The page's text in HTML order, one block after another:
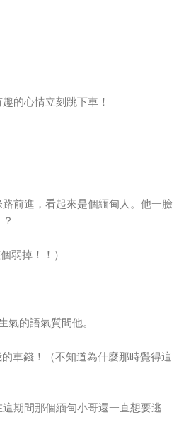
的心情立刻跳下車！
前進，看起來是個緬甸人。他一臉
弱掉！！）
氣的語氣質問他。
車錢！（不知道為什麼那時覺得這
期間那個緬甸小哥還一直想要逃